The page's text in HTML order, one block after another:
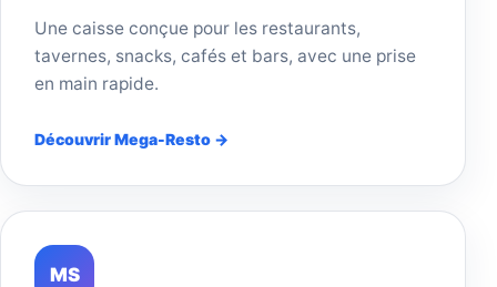
Une caisse conçue pour les restaurants,
tavernes, snacks, cafés et bars, avec une prise
en main rapide.
Découvrir Mega-Resto →
MS